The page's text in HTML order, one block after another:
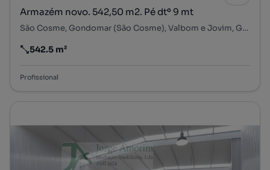
Armazém novo. 542,50 m2. Pé dtº 9 mt
São Cosme, Gondomar (São Cosme), Valbom e Jovim, Gondomar, Porto
Preço por metro quadrado
542.5 m²
Profissional